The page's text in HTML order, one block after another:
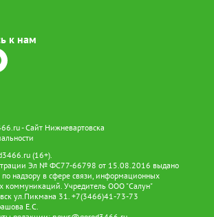
к нам
- Сайт Нижневартовска
(16+).
Эл № ФС77-66798 от 15.08.2016 выдано
надзору в сфере связи, информационных
коммуникаций. Учредитель ООО "Салун"
ул.Пикмана 31. +7(3466)41-73-73
Е.С.